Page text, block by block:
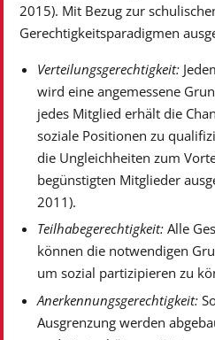
2015). Mit Bezug zur
Gerechtigkeitsparadigmen
Verteilungsgerechtigkeit:
wird eine angemessene
jedes Mitglied erhält die
soziale Positionen zu
die Ungleichheiten zum
begünstigten Mitglieder
2011).
Teilhabegerechtigkeit: Alle
können die notwendigen
um sozial partizipieren zu
Anerkennungsgerechtigkeit:
Ausgrenzung werden